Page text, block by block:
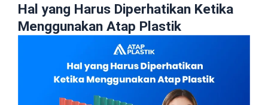
Hal yang Harus Diperhatikan Ketika
Menggunakan Atap Plastik